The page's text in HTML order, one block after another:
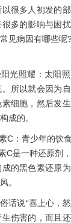
很多人初发的
多的影响与困
见病因有哪些呢
照耀：太阳照
所以就会因为
细胞，然后发
成的。
：青少年的饮食
C是一种还原剂
的黑色素还原
。
说“喜上心，怒
伤害的，而且